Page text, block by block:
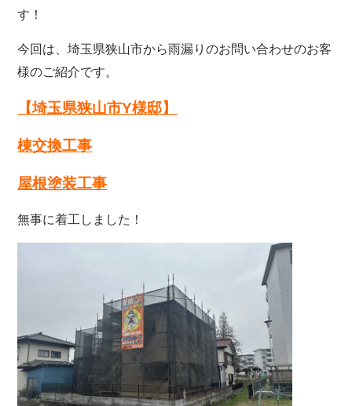
す！
今回は、埼玉県狭山市から雨漏りのお問い合わせのお客
様のご紹介です。
【埼玉県狭山市Y様邸】
棟交換工事
屋根塗装工事
無事に着工しました！